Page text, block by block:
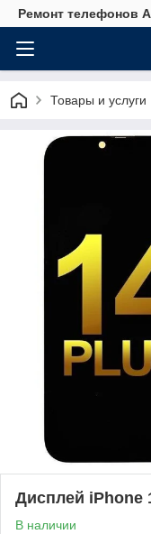
Ремонт телефонов
Товары и услуги
Дисплей iPhone
В наличии